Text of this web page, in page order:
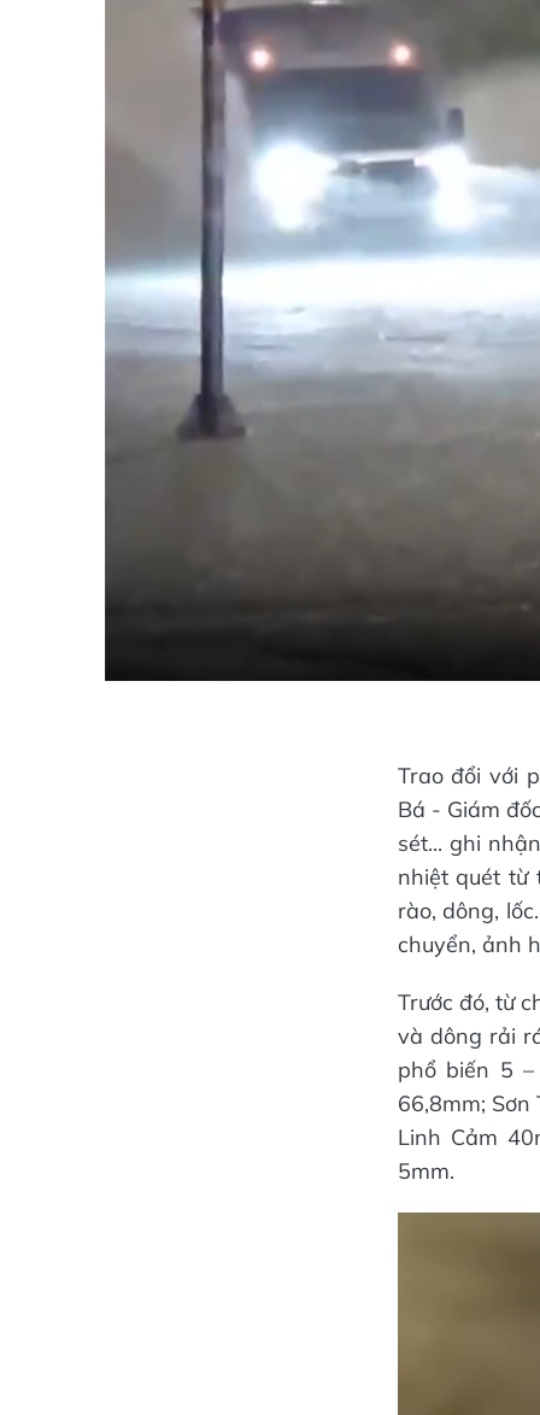
Trao đổi với
Bá - Giám
sét... ghi
nhiệt quét từ
rào, dông,
chuyển, ảnh
Trước đó, từ
và dông rải
phổ biến 5
66,8mm;
Linh Cảm
5mm.